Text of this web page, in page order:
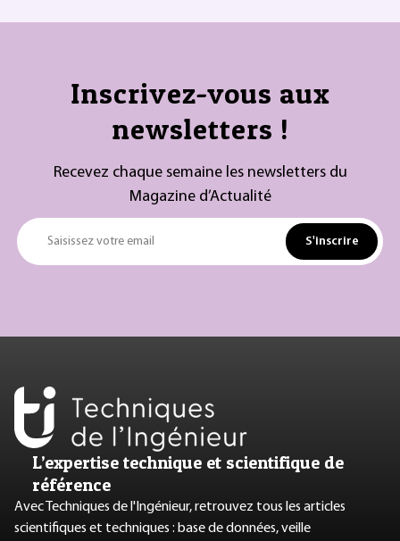
Inscrivez-vous aux
newsletters !
Recevez chaque semaine les newsletters du
Magazine d’Actualité
Saisissez votre email S'inscrire
L’expertise technique et scientifique de
référence
Avec Techniques de l'Ingénieur, retrouvez tous les articles
scientifiques et techniques : base de données, veille